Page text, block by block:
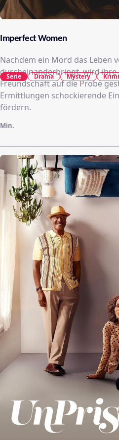
Imperfect Women
Nachdem ein Mord das Leben
durcheinanderbringt, wird ihre
Freundschaft auf die Probe
Ermittlungen schockierende
fördern.
Min.
Serie Drama Mystery Krimi